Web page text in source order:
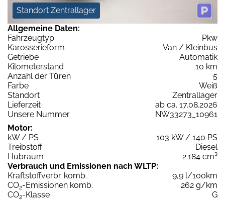
Standort Zentrallager
Allgemeine Daten:
Fahrzeugtyp
Pkw
Karosserieform
Van / Kleinbus
Getriebe
Automatik
Kilometerstand
10 km
Anzahl der Türen
5
Farbe
Weiß
Standort
Zentrallager
Lieferzeit
ab ca. 17.08.2026
Unsere Nummer
NW33273_10961
Motor:
kW / PS
103 kW / 140 PS
Treibstoff
Diesel
Hubraum
2.184 cm³
Verbrauch und Emissionen nach WLTP:
Kraftstoffverbr. komb.
9,9 l/100km
CO2-Emissionen komb.
262 g/km
CO2-Klasse G